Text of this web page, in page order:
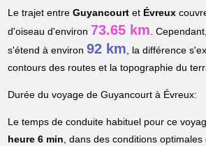
Le trajet entreGuyancourt et Évreux
d'oiseau d'environ 73.65 km.
s'étend à environ92 km, la différence
contours des routes et la topographie du
Durée du voyage de Guyancourt à Évreux:
Le temps de conduite habituel pour ce
heure 6 min, dans des conditions